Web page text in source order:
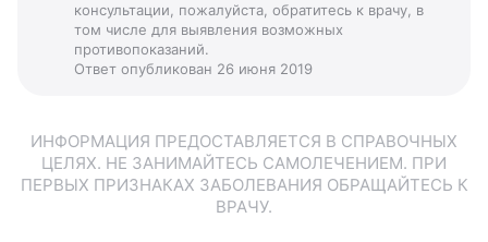
консультации, пожалуйста, обратитесь к врачу, в
том числе для выявления возможных
противопоказаний.
Ответ опубликован 26 июня 2019
ИНФОРМАЦИЯ ПРЕДОСТАВЛЯЕТСЯ В СПРАВОЧНЫХ
ЦЕЛЯХ. НЕ ЗАНИМАЙТЕСЬ САМОЛЕЧЕНИЕМ. ПРИ
ПЕРВЫХ ПРИЗНАКАХ ЗАБОЛЕВАНИЯ ОБРАЩАЙТЕСЬ К
ВРАЧУ.